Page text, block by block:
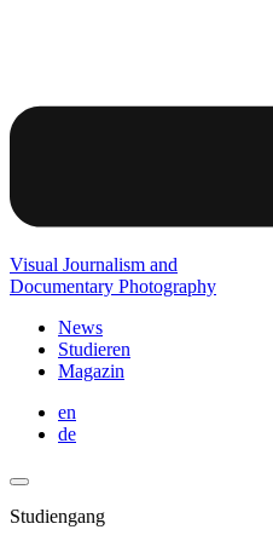
Visual Journalism and
Documentary Photography
News
Studieren
Magazin
en
de
Studiengang